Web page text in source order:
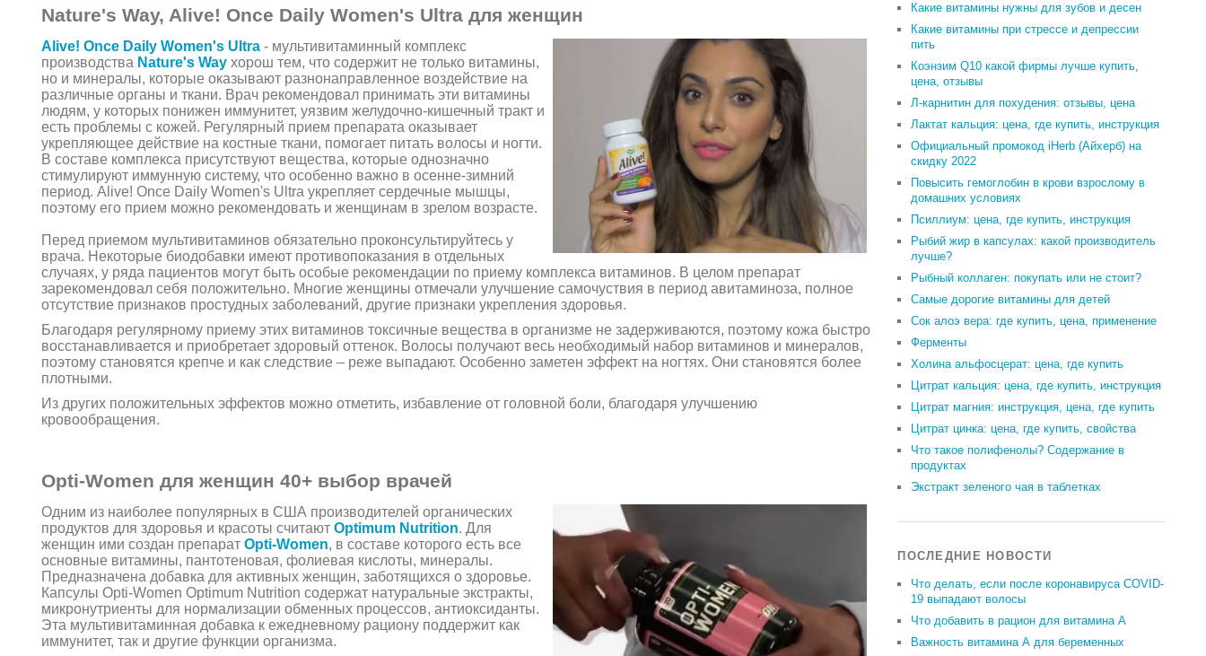
Nature's Way, Alive! Once Daily Women's Ultra для женщин
Alive! Once Daily Women's Ultra - мультивитаминный комплекс
производства Nature's Way хорош тем, что содержит не только витамины,
но и минералы, которые оказывают разнонаправленное воздействие на
различные органы и ткани. Врач рекомендовал принимать эти витамины
людям, у которых понижен иммунитет, уязвим желудочно-кишечный тракт и
есть проблемы с кожей. Регулярный прием препарата оказывает
укрепляющее действие на костные ткани, помогает питать волосы и ногти.
В составе комплекса присутствуют вещества, которые однозначно
стимулируют иммунную систему, что особенно важно в осенне-зимний
период. Alive! Once Daily Women's Ultra укрепляет сердечные мышцы,
поэтому его прием можно рекомендовать и женщинам в зрелом возрасте.
Перед приемом мультивитаминов обязательно проконсультируйтесь у
врача. Некоторые биодобавки имеют противопоказания в отдельных
случаях, у ряда пациентов могут быть особые рекомендации по приему комплекса витаминов. В целом препарат
зарекомендовал себя положительно. Многие женщины отмечали улучшение самочуствия в период авитаминоза, полное
отсутствие признаков простудных заболеваний, другие признаки укрепления здоровья.
Благодаря регулярному приему этих витаминов токсичные вещества в организме не задерживаются, поэтому кожа быстро
восстанавливается и приобретает здоровый оттенок. Волосы получают весь необходимый набор витаминов и минералов,
поэтому становятся крепче и как следствие – реже выпадают. Особенно заметен эффект на ногтях. Они становятся более
плотными.
Из других положительных эффектов можно отметить, избавление от головной боли, благодаря улучшению
кровообращения.
Opti-Women для женщин 40+ выбор врачей
Одним из наиболее популярных в США производителей органических
продуктов для здоровья и красоты считают Optimum Nutrition. Для
женщин ими создан препарат Opti-Women, в составе которого есть все
основные витамины, пантотеновая, фолиевая кислоты, минералы.
Предназначена добавка для активных женщин, заботящихся о здоровье.
Капсулы Opti-Women Optimum Nutrition содержат натуральные экстракты,
микронутриенты для нормализации обменных процессов, антиоксиданты.
Эта мультивитаминная добавка к ежедневному рациону поддержит как
иммунитет, так и другие функции организма.
Какие витамины нужны для зубов и десен
Какие витамины при стрессе и депрессии
пить
Коэнзим Q10 какой фирмы лучше купить,
цена, отзывы
Л-карнитин для похудения: отзывы, цена
Лактат кальция: цена, где купить, инструкция
Официальный промокод iHerb (Айхерб) на
скидку 2022
Повысить гемоглобин в крови взрослому в
домашних условиях
Псиллиум: цена, где купить, инструкция
Рыбий жир в капсулах: какой производитель
лучше?
Рыбный коллаген: покупать или не стоит?
Самые дорогие витамины для детей
Сок алоэ вера: где купить, цена, применение
Ферменты
Холина альфосцерат: цена, где купить
Цитрат кальция: цена, где купить, инструкция
Цитрат магния: инструкция, цена, где купить
Цитрат цинка: цена, где купить, свойства
Что такое полифенолы? Содержание в
продуктах
Экстракт зеленого чая в таблетках
ПОСЛЕДНИЕ НОВОСТИ
Что делать, если после коронавируса COVID-
19 выпадают волосы
Что добавить в рацион для витамина А
Важность витамина А для беременных